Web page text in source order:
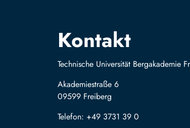
Kontakt
Technische Universität Bergakademie
Akademiestraße 6
09599 Freiberg
Telefon: +49 3731 39 0